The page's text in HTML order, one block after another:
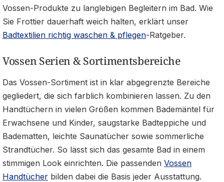
Vossen-Produkte zu langlebigen Begleitern im Bad. Wie
Sie Frottier dauerhaft weich halten, erklärt unser
Badtextilien richtig waschen & pflegen-Ratgeber.
Vossen Serien & Sortimentsbereiche
Das Vossen-Sortiment ist in klar abgegrenzte Bereiche
gegliedert, die sich farblich kombinieren lassen. Zu den
Handtüchern in vielen Größen kommen Bademäntel für
Erwachsene und Kinder, saugstarke Badteppiche und
Badematten, leichte Saunatücher sowie sommerliche
Strandtücher. So lässt sich das gesamte Bad in einem
stimmigen Look einrichten. Die passenden Vossen
Handtücher bilden dabei die Basis jeder Ausstattung.